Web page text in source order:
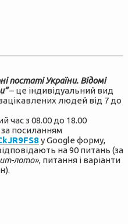
постаті України. Відомі
– це індивідуальний вид
людей від 7 до
час з 08.00 до 18.00
посиланням
у Google форму,
на 90 питань (за
лото», питання і варіанти